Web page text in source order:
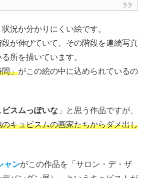
況か分かりにくい絵です。
が伸びていて、その階段を連続写真
所を描いています。
間」がこの絵の中に込められているの
ビスムっぽいな 」と思う作品ですが、
のキュビスムの画家たちからダメ出し
ャンがこの作品を「サロン・デ・ザ